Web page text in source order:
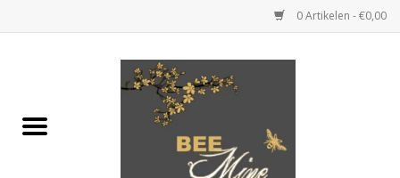
0 Artikelen - €0,00
KLEDING